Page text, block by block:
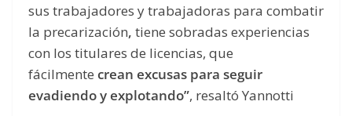
sus trabajadores y trabajadoras para combatir
la precarización, tiene sobradas experiencias
con los titulares de licencias, que
fácilmente crean excusas para seguir
evadiendo y explotando”, resaltó Yannotti